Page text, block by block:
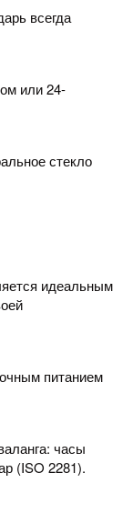
всегда
или 24-
стекло
идеальным
питанием
часы
(ISO 2281).